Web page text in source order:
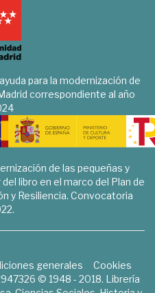
para la modernización de
correspondiente al año
de las pequeñas y
libro en el marco del Plan de
y Resiliencia. Convocatoria
generales
Cookies
© 1948 - 2018. Librería